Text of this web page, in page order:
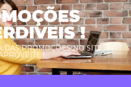
!
DAS PROMOÇÕES NO SITE
!